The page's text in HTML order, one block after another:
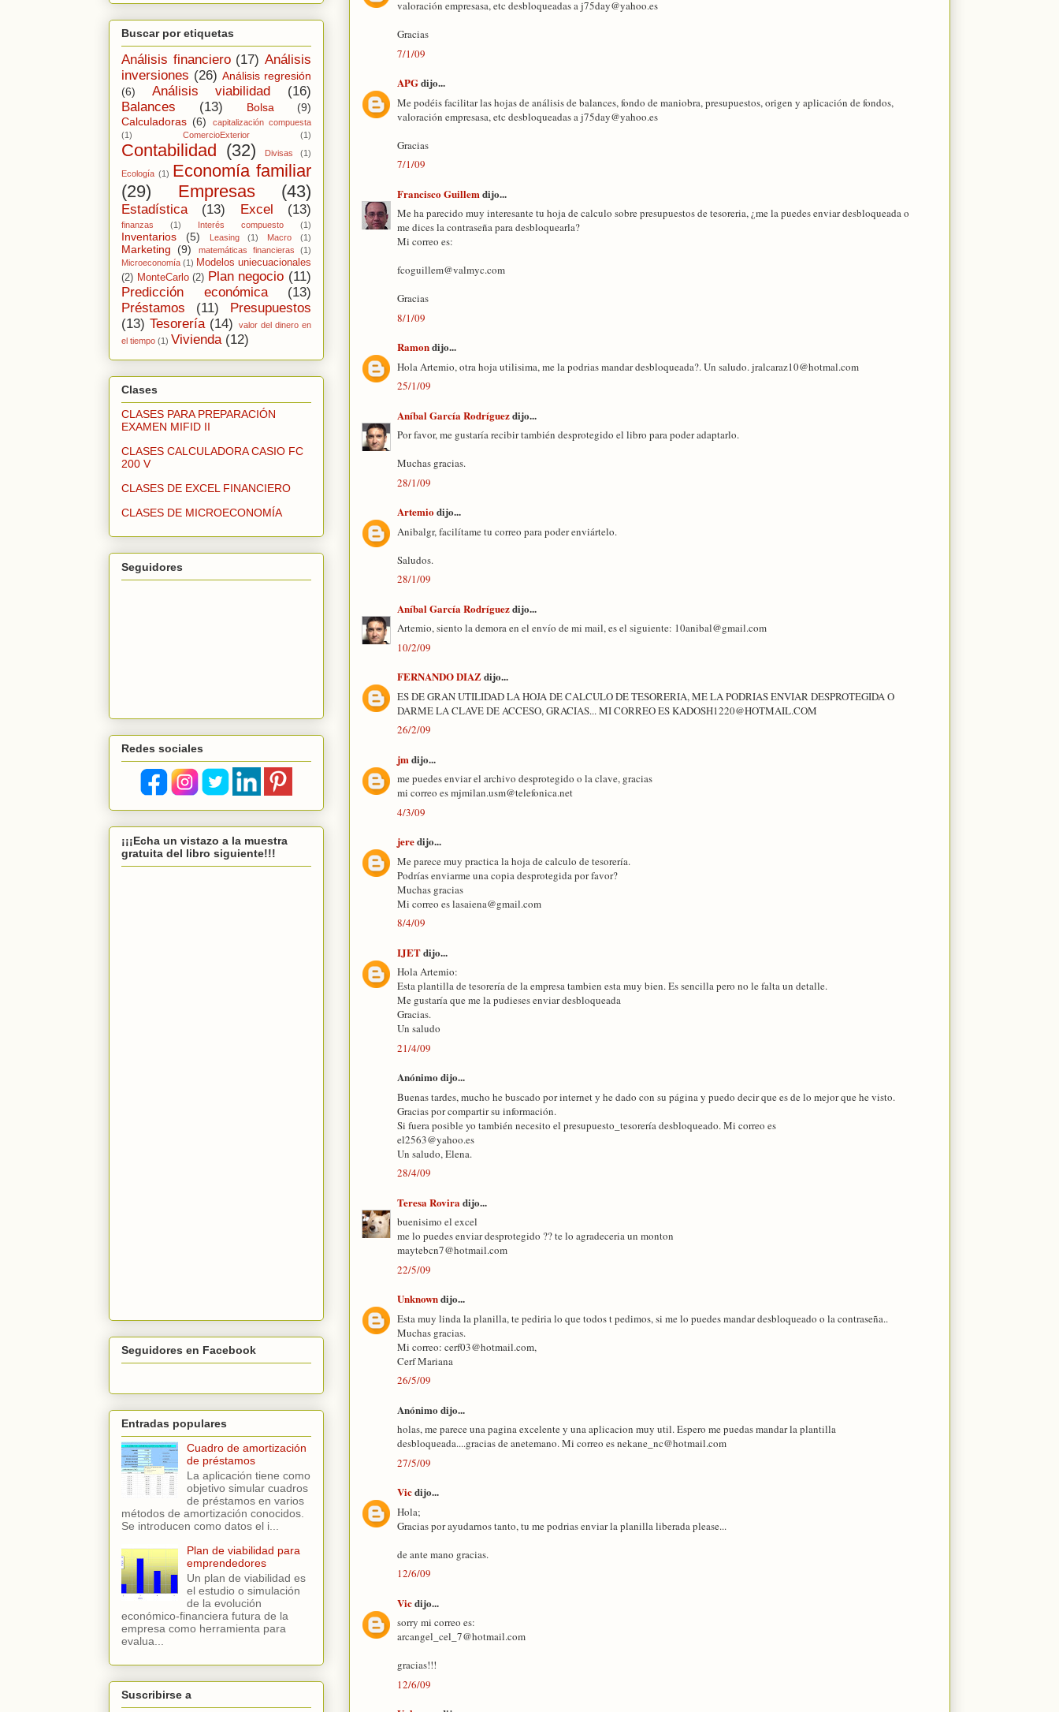
valoración empresasa, etc desbloqueadas a j75day@yahoo.es
Gracias
7/1/09
APGdijo...
Me podéis facilitar las hojas de análisis de balances, fondo de maniobra, presupuestos, origen y aplicación de fondos,
valoración empresasa, etc desbloqueadas a j75day@yahoo.es
Gracias
7/1/09
Francisco Guillem dijo...
Me ha parecido muy interesante tu hoja de calculo sobre presupuestos de tesoreria, ¿me la puedes enviar desbloqueada o
me dices la contraseña para desbloquearla?
Mi correo es:
fcoguillem@valmyc.com
Gracias
8/1/09
Ramondijo...
Hola Artemio, otra hoja utilisima, me la podrias mandar desbloqueada?. Un saludo. jralcaraz10@hotmal.com
25/1/09
Aníbal García Rodríguezdijo...
Por favor, me gustaría recibir también desprotegido el libro para poder adaptarlo.
Muchas gracias.
28/1/09
Artemiodijo...
Anibalgr, facilítame tu correo para poder enviártelo.
Saludos.
28/1/09
Aníbal García Rodríguezdijo...
Artemio, siento la demora en el envío de mi mail, es el siguiente: 10anibal@gmail.com
10/2/09
FERNANDO DIAZdijo...
ES DE GRAN UTILIDAD LA HOJA DE CALCULO DE TESORERIA, ME LA PODRIAS ENVIAR DESPROTEGIDA O
DARME LA CLAVE DE ACCESO, GRACIAS... MI CORREO ES KADOSH1220@HOTMAIL.COM
26/2/09
jm dijo...
me puedes enviar el archivo desprotegido o la clave, gracias
mi correo es mjmilan.usm@telefonica.net
4/3/09
jeredijo...
Me parece muy practica la hoja de calculo de tesorería.
Podrías enviarme una copia desprotegida por favor?
Muchas gracias
Mi correo es lasaiena@gmail.com
8/4/09
IJETdijo...
Hola Artemio:
Esta plantilla de tesorería de la empresa tambien esta muy bien. Es sencilla pero no le falta un detalle.
Me gustaría que me la pudieses enviar desbloqueada
Gracias.
Un saludo
21/4/09
Anónimo dijo...
Buenas tardes, mucho he buscado por internet y he dado con su página y puedo decir que es de lo mejor que he visto.
Gracias por compartir su información.
Si fuera posible yo también necesito el presupuesto_tesorería desbloqueado. Mi correo es
el2563@yahoo.es
Un saludo, Elena.
28/4/09
Teresa Rovira dijo...
buenisimo el excel
me lo puedes enviar desprotegido ?? te lo agradeceria un monton
maytebcn7@hotmail.com
22/5/09
Unknowndijo...
Esta muy linda la planilla, te pediria lo que todos t pedimos, si me lo puedes mandar desbloqueado o la contraseña..
Muchas gracias.
Mi correo: cerf03@hotmail.com,
Cerf Mariana
26/5/09
Anónimo dijo...
holas, me parece una pagina excelente y una aplicacion muy util. Espero me puedas mandar la plantilla
desbloqueada....gracias de anetemano. Mi correo es nekane_nc@hotmail.com
27/5/09
Vicdijo...
Hola;
Gracias por ayudarnos tanto, tu me podrias enviar la planilla liberada please...
de ante mano gracias.
12/6/09
Vicdijo...
sorry mi correo es:
arcangel_cel_7@hotmail.com
gracias!!!
12/6/09
Buscar por etiquetas
Análisis financiero (17) Análisis
inversiones (26) Análisis regresión
(6)
Análisis viabilidad
(16)
Balances
(13) Bolsa
(9)
Calculadoras (6)
capitalización compuesta
(1)
ComercioExterior (1)
Contabilidad (32) Divisas (1)
Ecología (1) Economía familiar
(29)
Empresas (43)
Estadística (13) Excel (13)
finanzas (1) Interés compuesto (1)
Inventarios (5) Leasing (1) Macro (1)
Marketing (9) matemáticas financieras
(1)
Microeconomía (1) Modelos uniecuacionales
(2) MonteCarlo (2) Plan negocio (11)
Predicción económica
(13)
Préstamos
(11)
Presupuestos
(13) Tesorería (14)
valor del dinero en
el tiempo (1) Vivienda (12)
Clases
CLASES PARA PREPARACIÓN
EXAMEN MIFID II
CLASES CALCULADORA CASIO FC
200 V
CLASES DE EXCEL FINANCIERO
CLASES DE MICROECONOMÍA
Seguidores
Redes sociales
¡¡¡Echa un vistazo a la muestra
gratuita del libro siguiente!!!
Seguidores en Facebook
Entradas populares
Cuadro de amortización
de préstamos
La aplicación tiene como
objetivo simular cuadros
de préstamos en varios
métodos de amortización conocidos.
Se introducen como datos el i...
Plan de viabilidad para
emprendedores
Un plan de viabilidad es
el estudio o simulación
de la evolución
económico-financiera futura de la
empresa como herramienta para
evalua...
Suscribirse a